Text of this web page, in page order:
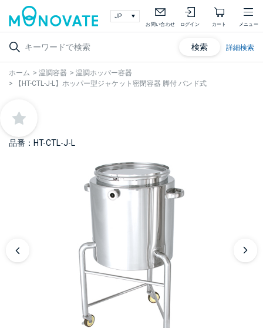
お問い合わせ ログイン カート メニュー
検索 詳細検索
ホーム > 温調容器 > 温調ホッパー容器
>
【HT-CTL-J-L】ホッパー型ジャケット密閉容器 脚付 バンド式
品番：HT-CTL-J-L